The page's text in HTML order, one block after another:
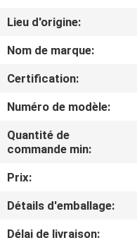
SUJET
DE
NOUS
VISITE
D'USINE
CONTRÔLE
DE
QUALITÉ
Lieu d'origine:
Nom de marque:
Certification:
Numéro de modèle:
Quantité de
commande min:
Prix:
Détails d'emballage:
Délai de livraison: